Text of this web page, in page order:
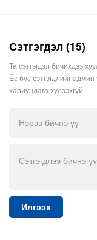
Сэтгэгдэл (15)
Та сэтгэгдэл бичихдээ
Ёс бус сэтгэгдлийг
хариуцлага хүлээхгүй.
Илгээх